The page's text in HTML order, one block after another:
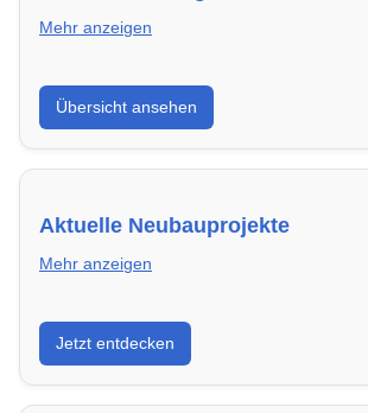
Mehr anzeigen
Hier findest du die wichtigsten Anbieter
Braunschweig – von
privaten Vermietern.
Übersicht ansehen
Aktuelle Neubauprojekte
Mehr anzeigen
Entdecke Neubauprojekte in
modern, energieeffizient und sofort
Jetzt entdecken